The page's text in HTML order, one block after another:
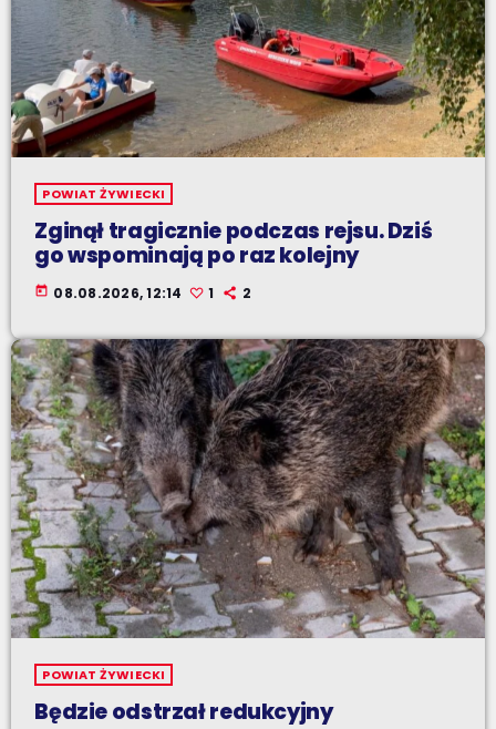
POWIAT ŻYWIECKI
Zginął tragicznie podczas rejsu. Dziś
go wspominają po raz kolejny
today 08.08.2026, 12:14 1 2
POWIAT ŻYWIECKI
Będzie odstrzał redukcyjny